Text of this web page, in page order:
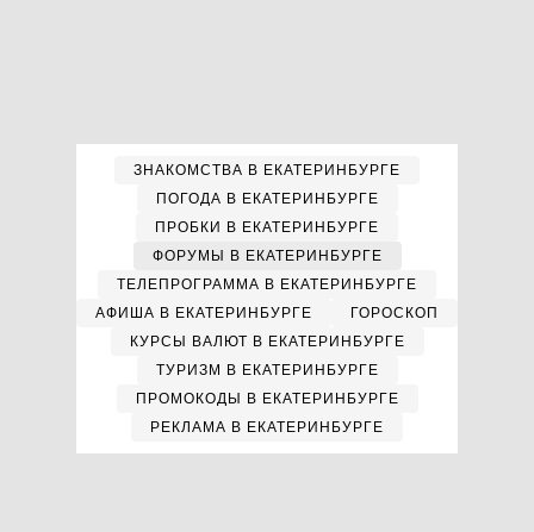
ЗНАКОМСТВА В ЕКАТЕРИНБУРГЕ
ПОГОДА В ЕКАТЕРИНБУРГЕ
ПРОБКИ В ЕКАТЕРИНБУРГЕ
ФОРУМЫ В ЕКАТЕРИНБУРГЕ
ТЕЛЕПРОГРАММА В ЕКАТЕРИНБУРГЕ
АФИША В ЕКАТЕРИНБУРГЕ
ГОРОСКОП
КУРСЫ ВАЛЮТ В ЕКАТЕРИНБУРГЕ
ТУРИЗМ В ЕКАТЕРИНБУРГЕ
ПРОМОКОДЫ В ЕКАТЕРИНБУРГЕ
РЕКЛАМА В ЕКАТЕРИНБУРГЕ